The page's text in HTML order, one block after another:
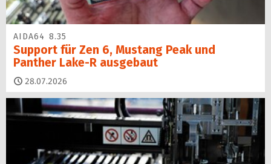
AIDA64 8.35
Support für Zen 6, Mustang Peak und
Panther Lake-R ausgebaut
28.07.2026